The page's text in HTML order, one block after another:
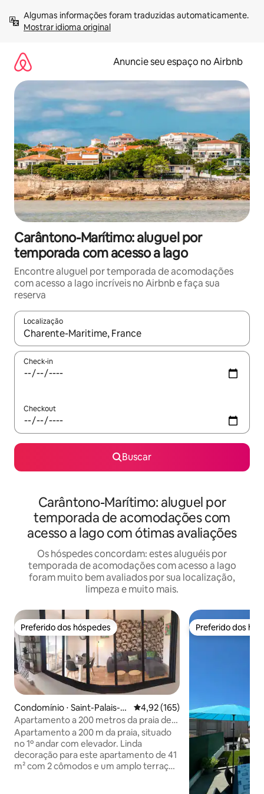
para
Mostrar idioma original
Anuncie seu espaço no Airbnb
Carântono-Marítimo: aluguel por
temporada com acesso a lago
Encontre aluguel por temporada de acomodações
com acesso a lago incríveis no Airbnb e faça sua
reserva
Localização
Quando os resultados estiverem disponíveis, explore-os
Check-in
Checkout
Buscar
Carântono-Marítimo: aluguel por
temporada de acomodações com
acesso a lago com ótimas avaliações
Os hóspedes concordam: estes aluguéis por
temporada de acomodações com acesso a lago
foram muito bem avaliados por sua localização,
limpeza e muito mais.
Preferido dos hóspedes
Preferido dos hóspedes
Condomínio ⋅ Saint-Palais-s
ur-Mer
4,92 de uma avaliação média de
4,92 (165)
Apartamento a 200 metros da praia de
St Palais Sur Mer
Apartamento a 200 m da praia, situado
no 1º andar com elevador. Linda
decoração para este apartamento de 41
m² com 2 cômodos e um amplo terraço
Preferido dos
Preferido dos